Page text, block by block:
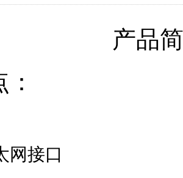
产品
网接口